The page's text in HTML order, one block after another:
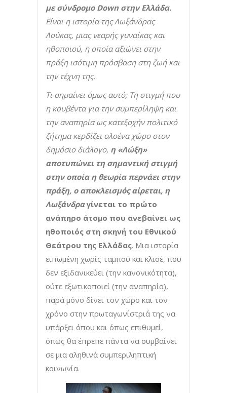
με σύνδρομο Downστην Ελλάδα.
Είναι η ιστορία της Λωξάνδρας
Λούκας, μιας νεαρής γυναίκας και
ηθοποιού, η οποία αξιώνει στην
πράξη ισότιμη πρόσβαση στη ζωή και
την τέχνη της.
Τι σημαίνει όμως αυτό; Τη στιγμή που
η κουβέντα για την συμπερίληψη και
την αναπηρία ως κατεξοχήν πολιτικό
ζήτημα κερδίζει ολοένα χώρο στον
δημόσιο διάλογο, η «Λώξη»
αποτυπώνει τη σημαντική στιγμή
στην οποία η θεωρία περνάει στην
πράξη, ο αποκλεισμός αίρεται, η
Λωξάνδραγίνεται το πρώτο
ανάπηρο άτομο που ανεβαίνει ως
ηθοποιός στη σκηνή του Εθνικού
Θεάτρου της Ελλάδας. Μια ιστορία
ειπωμένη χωρίς ταμπού και κλισέ, που
δεν εξιδανικεύει (την κανονικότητα),
ούτε εξωτικοποιεί (την αναπηρία),
παρά μόνο δίνει τον χώρο και τον
χρόνο στην πρωταγωνίστριά της να
υπάρξει όπου και όπως επιθυμεί,
όπως θα έπρεπε πάντα να συμβαίνει
σε μια αληθινά συμπεριληπτική
κοινωνία.